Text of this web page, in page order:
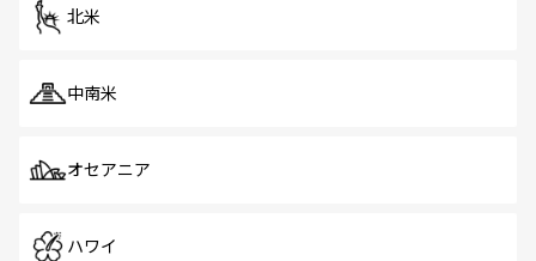
北米
中南米
オセアニア
ハワイ